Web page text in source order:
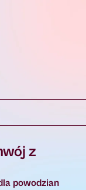
z
powodzian